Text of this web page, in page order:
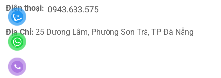
Điện thoại:
Địa Chỉ: 25 Dương Lâm, Phường Sơn Trà, TP Đà Nẵng